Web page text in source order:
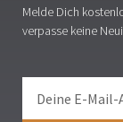
Melde Dich
verpasse keine